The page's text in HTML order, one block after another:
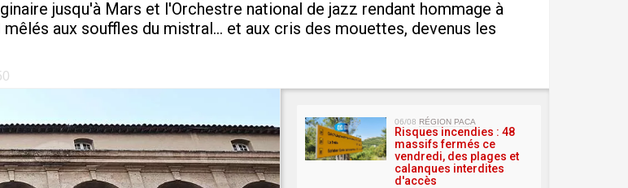
jusqu'à Mars et l'Orchestre national de jazz rendant hommage à
aux souffles du mistral... et aux cris des mouettes, devenus les
06/08 RÉGION PACA
Risques incendies : 48
massifs fermés ce
vendredi, des plages et
calanques interdites
d'accès